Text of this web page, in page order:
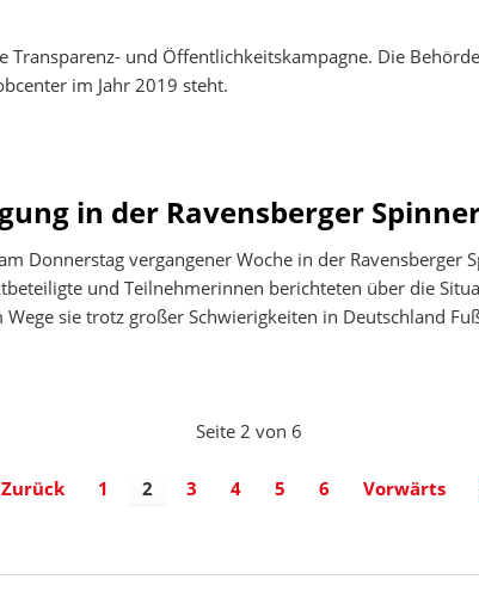
Transparenz- und Öffentlichkeitskampagne. Die
im Jahr 2019 steht.
in der Ravensberger
Donnerstag vergangener Woche in der Ravensberger
und Teilnehmerinnen berichteten über die
sie trotz großer Schwierigkeiten in Deutschland
Seite 2 von 6
Zurück 1 2 3 4 5 6 Vorwärts